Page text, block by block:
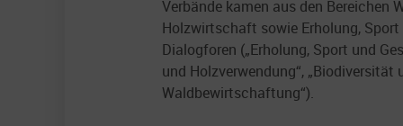
Verbände kamen aus den
Holzwirtschaft sowie Erholung,
Dialogforen („Erholung, Sport und
und Holzverwendung“,
Waldbewirtschaftung“).